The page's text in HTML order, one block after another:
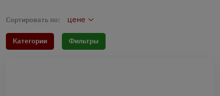
Сортировать по: цене
Категории Фильтры